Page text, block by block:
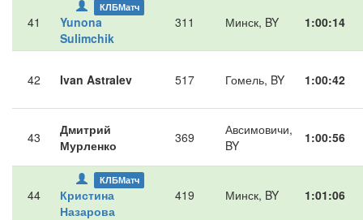
41
КЛБМатч
Yunona
Sulimchik
311 Минск, BY 1:00:14
42 Ivan Astralev 517 Гомель, BY 1:00:42
43
Дмитрий
Мурленко
369
Авсимовичи,
BY
1:00:56
44
КЛБМатч
Кристина
Назарова
419 Минск, BY 1:01:06